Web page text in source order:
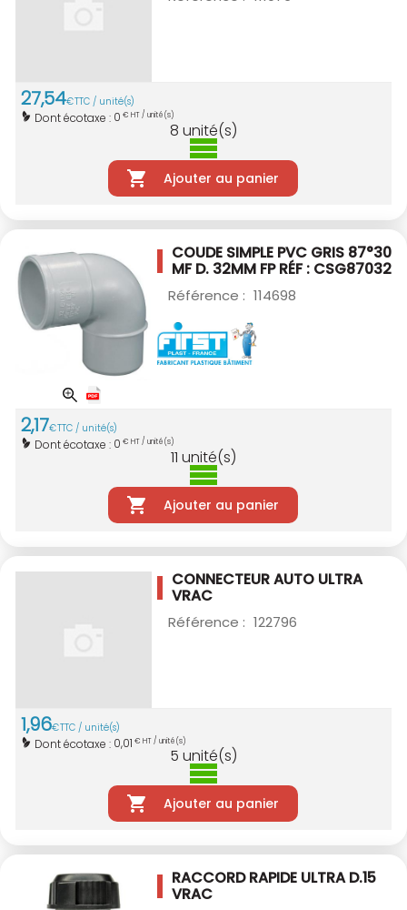
27,54€TTC / unité(s)
Dont écotaxe : 0 € HT / unité(s)
8 unité(s)
Ajouter au panier
COUDE SIMPLE PVC GRIS 87°30
MF D. 32MM FP RÉF : CSG87032
Référence : 114698
2,17€TTC / unité(s)
Dont écotaxe : 0 € HT / unité(s)
11 unité(s)
Ajouter au panier
CONNECTEUR AUTO ULTRA
VRAC
Référence : 122796
1,96€TTC / unité(s)
Dont écotaxe : 0,01 € HT / unité(s)
5 unité(s)
Ajouter au panier
RACCORD RAPIDE ULTRA D.15
VRAC